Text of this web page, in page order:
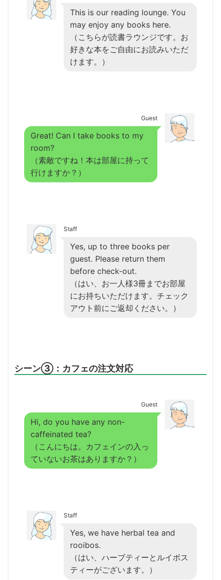
This is our reading lounge. You
may enjoy any books here.
（こちらが読書ラウンジです。お
好きな本をご自由にお読みいただ
けます。）
Guest
Great! Can I take books to my
room?
（素敵ですね！本は部屋に持って
行けますか？）
Staff
Yes, up to three books per
guest. Please return them
before check-out.
（はい、お一人様3冊までお部屋
にお持ちいただけます。チェック
アウト前にご返却ください。）
シーン③：カフェの注文対応
Guest
Hi, do you have any non-
caffeinated tea?
（こんにちは。カフェインの入っ
ていないお茶はありますか？）
Staff
Yes, we have herbal tea and
rooibos.
（はい、ハーブティーとルイボス
ティーがございます。）